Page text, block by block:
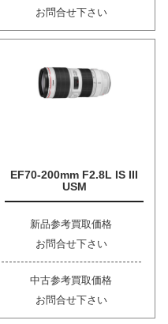
お問合せ下さい
EF70-200mm F2.8L IS III
USM
新品参考買取価格
お問合せ下さい
中古参考買取価格
お問合せ下さい